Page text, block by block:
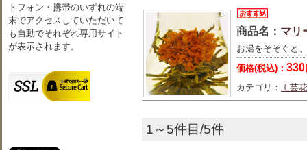
商品名： マリ
お湯をそそぐと
価格(税込)： 330
カテゴリ： 工芸
1～5件目/5件
トフォン・携帯のいずれの端
末でアクセスしていただいて
も自動でそれぞれ専用サイト
が表示されます。